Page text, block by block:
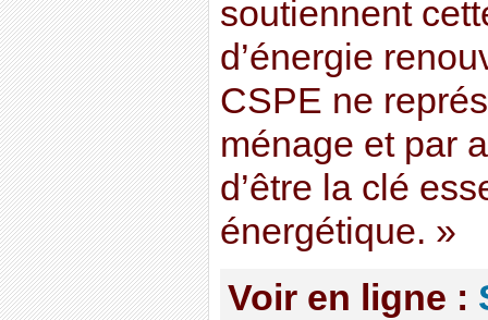
soutiennent
d’énergie
CSPE ne
ménage et par
d’être la clé
énergétique. »
Voir en ligne :